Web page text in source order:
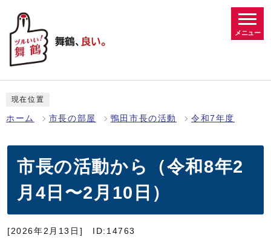
メニュー
現在位置
ホーム 市長の部屋 鴨田市長の活動 令和7年度
市長の活動から（令和8年2
月4日〜2月10日）
[2026年2月13日] ID:14763